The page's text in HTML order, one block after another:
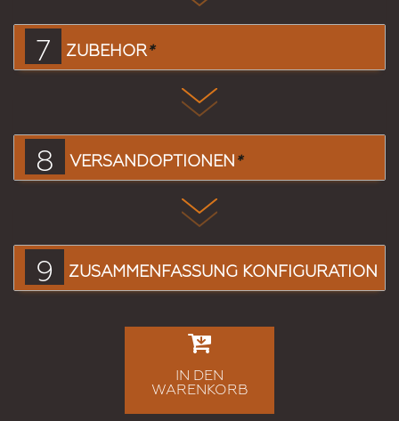
7 ZUBEHÖR*
8 VERSANDOPTIONEN*
9 ZUSAMMENFASSUNG KONFIGURATION
IN DEN
WARENKORB